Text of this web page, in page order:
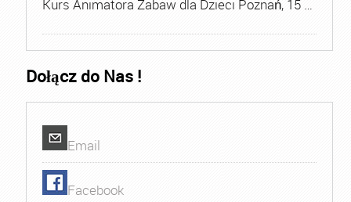
Kurs Animatora Zabaw dla Dzieci Poznań, 15 …
Dołącz do Nas !
Email
Facebook